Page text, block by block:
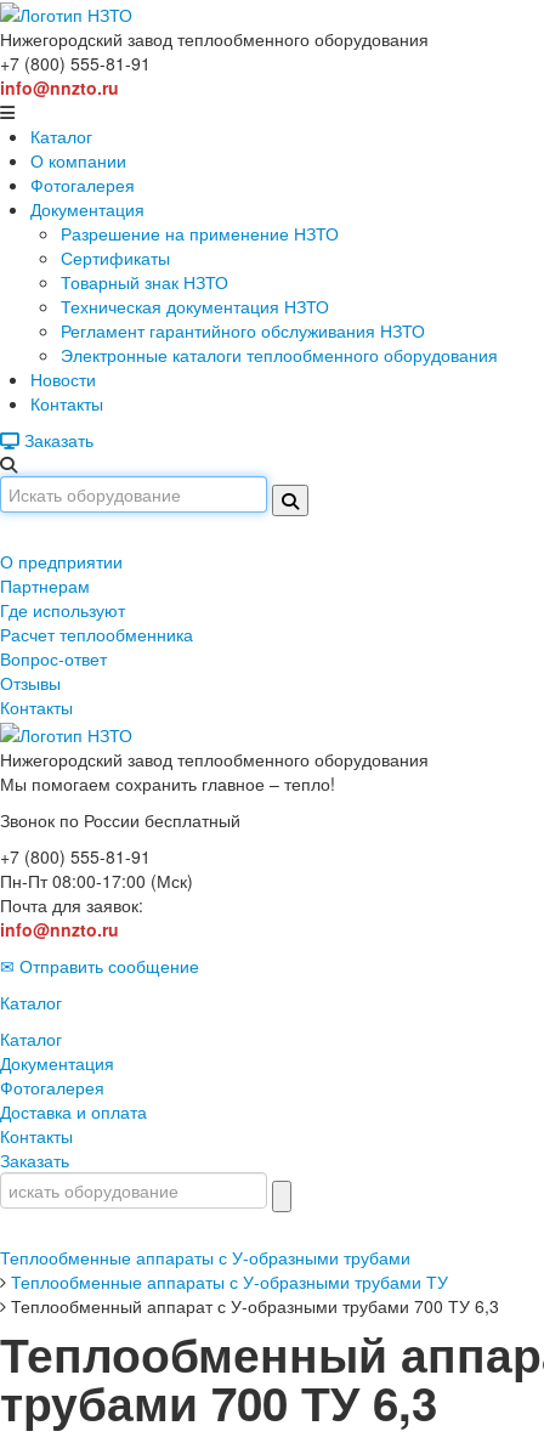
Нижегородский завод теплообменного оборудования
+7 (800) 555-81-91
info@nnzto.ru
Каталог
О компании
Фотогалерея
Документация
Разрешение на применение НЗТО
Сертификаты
Товарный знак НЗТО
Техническая документация НЗТО
Регламент гарантийного обслуживания НЗТО
Электронные каталоги теплообменного оборудования
Новости
Контакты
Заказать
О предприятии
Партнерам
Где используют
Расчет теплообменника
Вопрос-ответ
Отзывы
Контакты
Нижегородский завод теплообменного оборудования
Мы помогаем сохранить главное – тепло!
Звонок по России бесплатный
+7 (800) 555-81-91
Пн-Пт 08:00-17:00 (Мск)
Почта для заявок:
info@nnzto.ru
✉ Отправить сообщение
Каталог
Каталог
Документация
Фотогалерея
Доставка и оплата
Контакты
Заказать
Теплообменные аппараты с У-образными трубами
Теплообменные аппараты с У-образными трубами ТУ
Теплообменный аппарат с У-образными трубами 700 ТУ 6,3
Теплообменный
трубами 700 ТУ 6,3